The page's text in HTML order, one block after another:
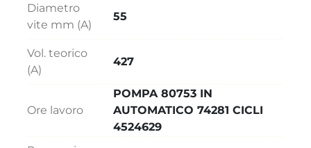
Diametro
vite mm (A)
55
Vol. teorico
(A)
427
Ore lavoro
POMPA 80753 IN
AUTOMATICO 74281 CICLI
4524629